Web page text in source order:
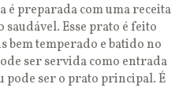
é preparada com uma receita
Esse prato é feito
bem temperado e batido no
ser servida como entrada
pode ser o prato principal. É